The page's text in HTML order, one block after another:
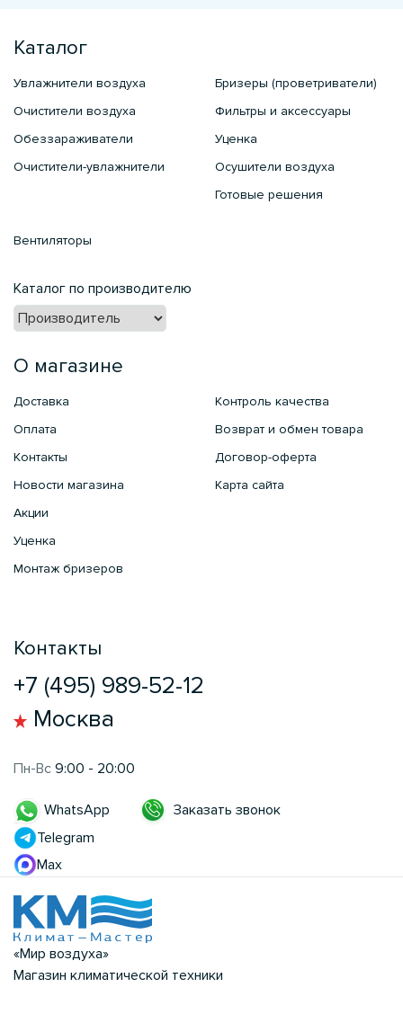
Каталог
Увлажнители воздуха
Очистители воздуха
Обеззараживатели
Очистители-увлажнители
Бризеры (проветриватели)
Фильтры и аксессуары
Уценка
Осушители воздуха
Готовые решения
Вентиляторы
Каталог по производителю
О магазине
Доставка
Оплата
Контакты
Новости магазина
Акции
Уценка
Монтаж бризеров
Контроль качества
Возврат и обмен товара
Договор-оферта
Карта сайта
Контакты
+7 (495) 989-52-12
Москва
Пн-Вс 9:00 - 20:00
WhatsApp
Telegram
Max
Заказать звонок
«Мир воздуха»
Магазин климатической техники